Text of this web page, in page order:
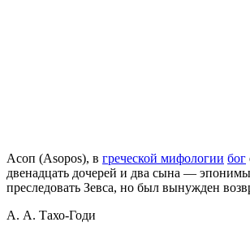
Асоп (Asopos), в греческой мифологии бог
двенадцать дочерей и два сына —
преследовать Зевса, но был вынужден
А. А. Тахо-Годи